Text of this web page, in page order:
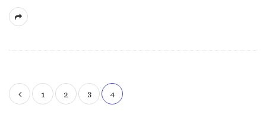
Н 1 2 3 4